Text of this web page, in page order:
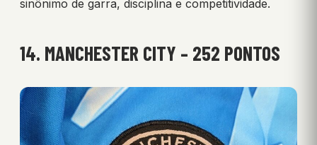
sinônimo de garra, disciplina e competitividade.
14. MANCHESTER CITY – 252 PONTOS